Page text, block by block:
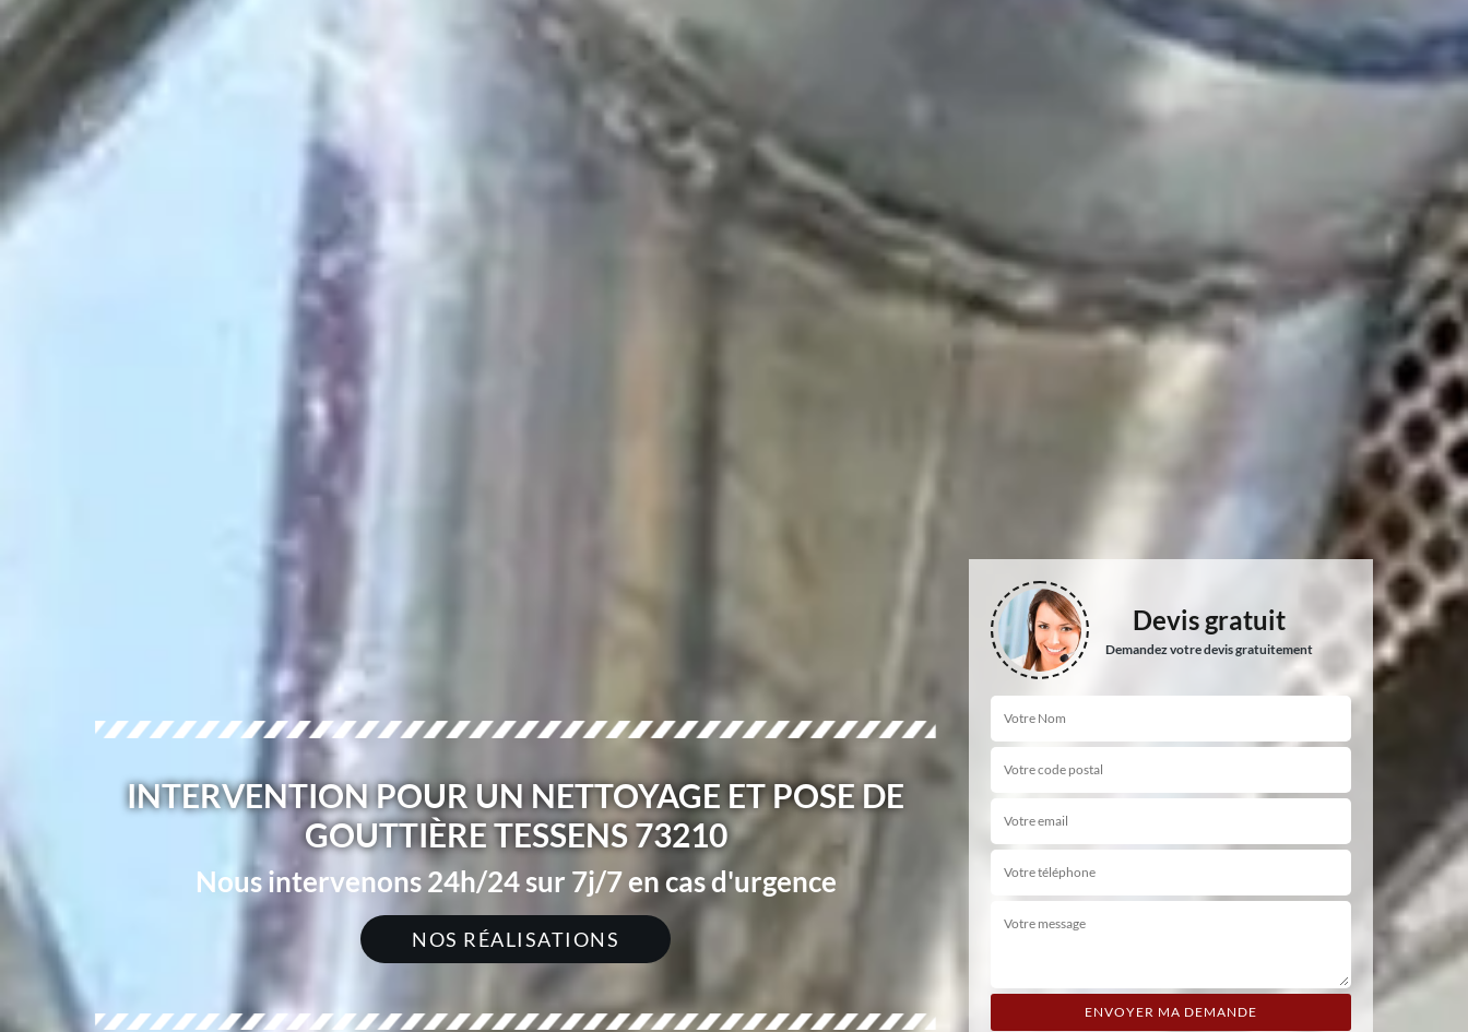
INTERVENTION POUR UN NETTOYAGE ET POSE DE
GOUTTIÈRE TESSENS 73210
Nous intervenons 24h/24 sur 7j/7 en cas d'urgence
NOS RÉALISATIONS
Devis gratuit
Demandez votre devis gratuitement